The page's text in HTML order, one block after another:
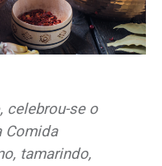
celebrou-se o
Comida
tamarindo,